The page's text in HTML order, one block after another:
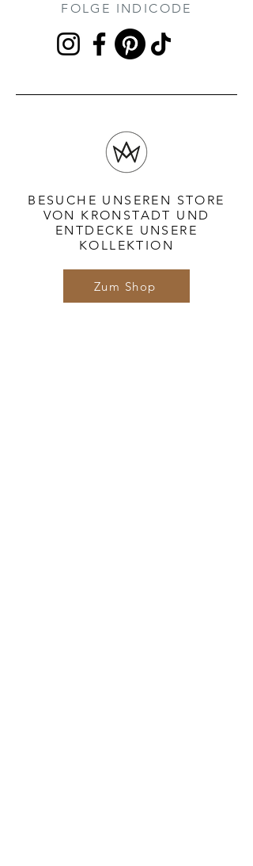
FOLGE INDICODE
BESUCHE UNSEREN STORE
VON KRONSTADT UND
ENTDECKE UNSERE
KOLLEKTION
Zum Shop